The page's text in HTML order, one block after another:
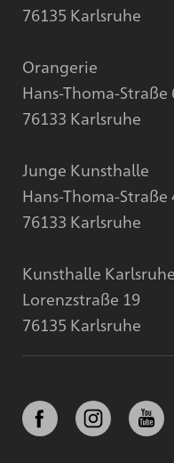
76135 Karlsruhe
Orangerie
Hans-Thoma-Straße
76133 Karlsruhe
Junge Kunsthalle
Hans-Thoma-Straße
76133 Karlsruhe
Kunsthalle
Lorenzstraße 19
76135 Karlsruhe